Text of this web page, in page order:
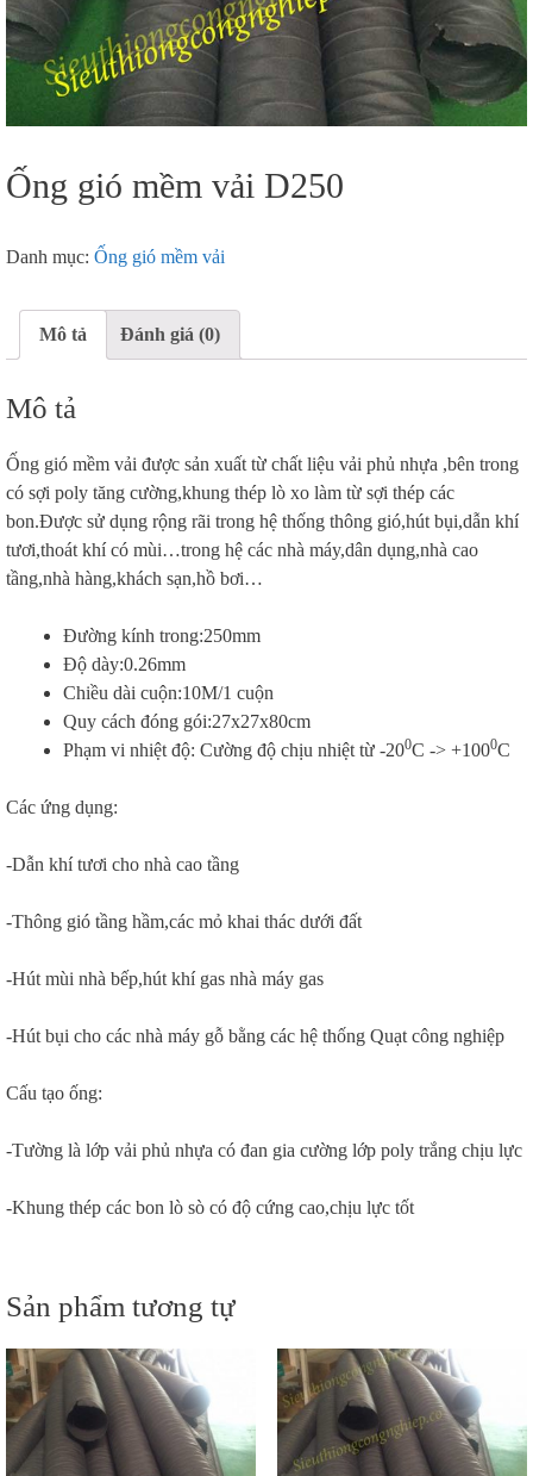
Ống gió mềm vải D250
Danh mục: Ống gió mềm vải
Mô tả Đánh giá (0)
Mô tả
Ống gió mềm vải được sản xuất từ chất liệu vải phủ nhựa ,bên trong
có sợi poly tăng cường,khung thép lò xo làm từ sợi thép các
bon.Được sử dụng rộng rãi trong hệ thống thông gió,hút bụi,dẫn khí
tươi,thoát khí có mùi…trong hệ các nhà máy,dân dụng,nhà cao
tầng,nhà hàng,khách sạn,hồ bơi…
Đường kính trong:250mm
Độ dày:0.26mm
Chiều dài cuộn:10M/1 cuộn
Quy cách đóng gói:27x27x80cm
Phạm vi nhiệt độ: Cường độ chịu nhiệt từ -200C -˃ +1000C
Các ứng dụng:
-Dẫn khí tươi cho nhà cao tầng
-Thông gió tầng hầm,các mỏ khai thác dưới đất
-Hút mùi nhà bếp,hút khí gas nhà máy gas
-Hút bụi cho các nhà máy gỗ bằng các hệ thống Quạt công nghiệp
Cấu tạo ống:
-Tường là lớp vải phủ nhựa có đan gia cường lớp poly trắng chịu lực
-Khung thép các bon lò sò có độ cứng cao,chịu lực tốt
Sản phẩm tương tự